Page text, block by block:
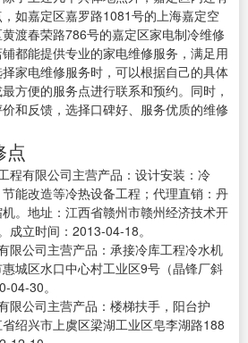
如嘉定区嘉罗路1081号的上海嘉定空
渡春荣路786号的嘉定区家电制冷维修
都能提供专业的家电维修服务，满足用
家电维修服务时，可以根据自己的具体
方便的服务点进行联系和预约。同时，
和反馈，选择口碑好、服务优质的维修
点
程有限公司主营产品：设计安装：冷
能改造等冷热设备工程；代理直销：丹
。地址：江西省赣州市赣州经济技术开
成立时间：2013-04-18。
限公司主营产品：承接冷库工程冷水机
城区水口中心村工业区9号（晶锋厂斜
04-30。
限公司主营产品：楼梯扶手，阳台护
绍兴市上虞区梁湖工业区皂李湖路188